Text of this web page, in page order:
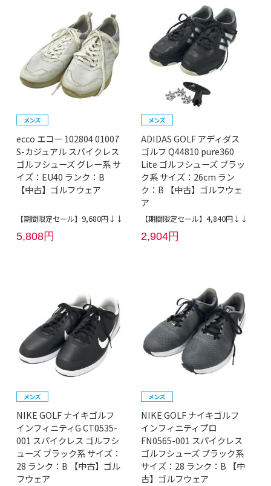
ecco エコー 102804 01007
S-カジュアル スパイクレス
ゴルフシューズ グレー系 サ
イズ：EU40 ランク：B
【中古】ゴルフウェア
【期間限定セール】9,680円↓↓
5,808円
ADIDAS GOLF アディダス
ゴルフ Q44810 pure360
Lite ゴルフシューズ ブラッ
ク系 サイズ：26cm ラン
ク：B 【中古】ゴルフウェ
ア
【期間限定セール】4,840円↓↓
2,904円
NIKE GOLF ナイキゴルフ
インフィニティG CT0535-
001 スパイクレス ゴルフシ
ューズ ブラック系 サイズ：
28 ランク：B 【中古】ゴル
フウェア
NIKE GOLF ナイキゴルフ
インフィニティプロ
FN0565-001 スパイクレス
ゴルフシューズ ブラック系
サイズ：28 ランク：B 【中
古】ゴルフウェア